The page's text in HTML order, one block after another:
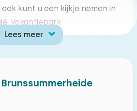
kunt u een kijkje nemen in
Vakantiepark
heeft een prachtige heide
waar u gebruik van
Lees meer
20 21 22 23